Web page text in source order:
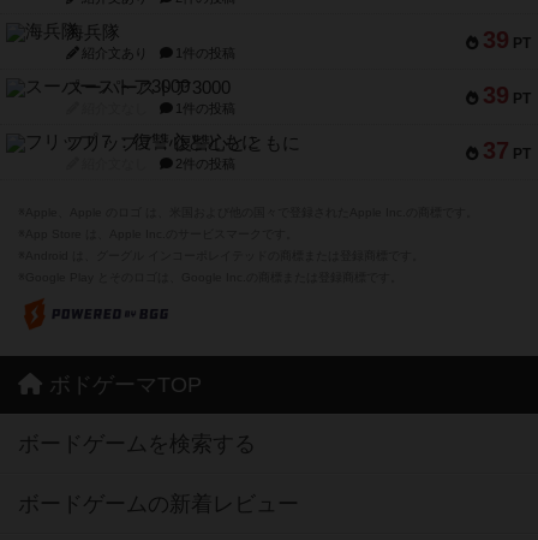
39 PT
海兵隊
紹介文あり 1件の投稿
39 PT
スーパーストア3000
1件の投稿
37 PT
フリップ７：復讐心とともに
2件の投稿
ボドゲーマTOP
ボードゲームを検索する
ボードゲームの新着レビュー